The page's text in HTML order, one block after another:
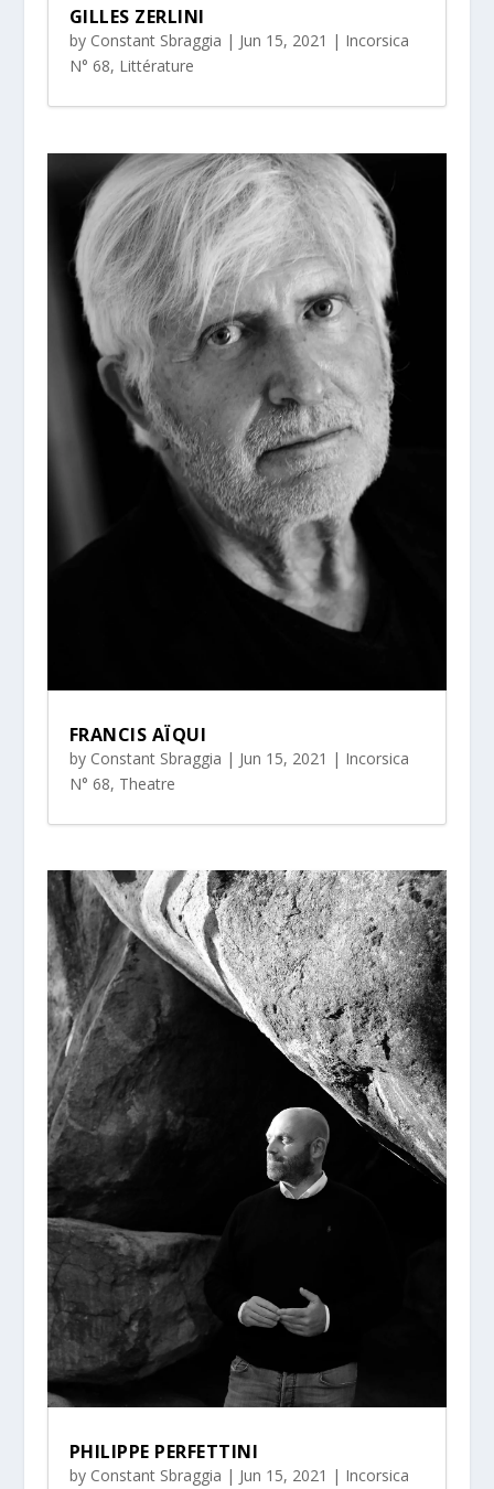
GILLES ZERLINI
by Constant Sbraggia | Jun 15, 2021 | Incorsica
N° 68, Littérature
FRANCIS AÏQUI
by Constant Sbraggia | Jun 15, 2021 | Incorsica
N° 68, Theatre
PHILIPPE PERFETTINI
by Constant Sbraggia | Jun 15, 2021 | Incorsica